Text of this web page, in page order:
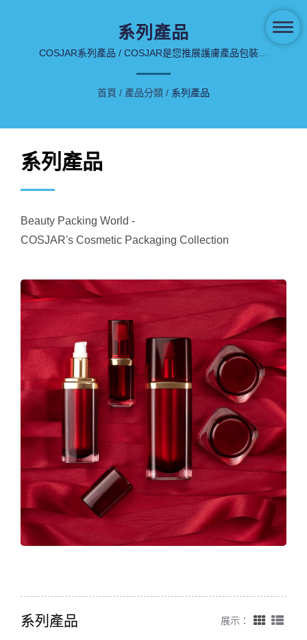
系列產品
COSJAR系列產品 / COSJAR是您推展護膚產品包裝製
首頁 / 產品分類 / 系列產品
系列產品
Beauty Packing World -
COSJAR's Cosmetic Packaging Collection
系列產品 展示：